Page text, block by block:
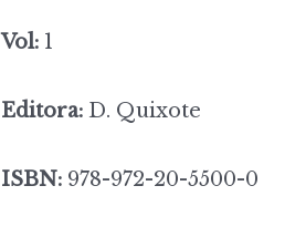
Vol: 1
Editora: D. Quixote
ISBN: 978-972-20-5500-0